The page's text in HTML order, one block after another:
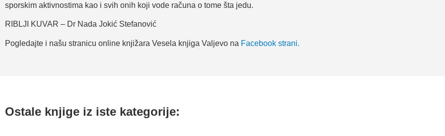
sporskim aktivnostima kao i svih onih koji vode računa o tome šta jedu.
RIBLJI KUVAR – Dr Nada Jokić Stefanović
Pogledajte i našu stranicu online knjižara Vesela knjiga Valjevo na Facebook strani.
Ostale knjige iz iste kategorije: